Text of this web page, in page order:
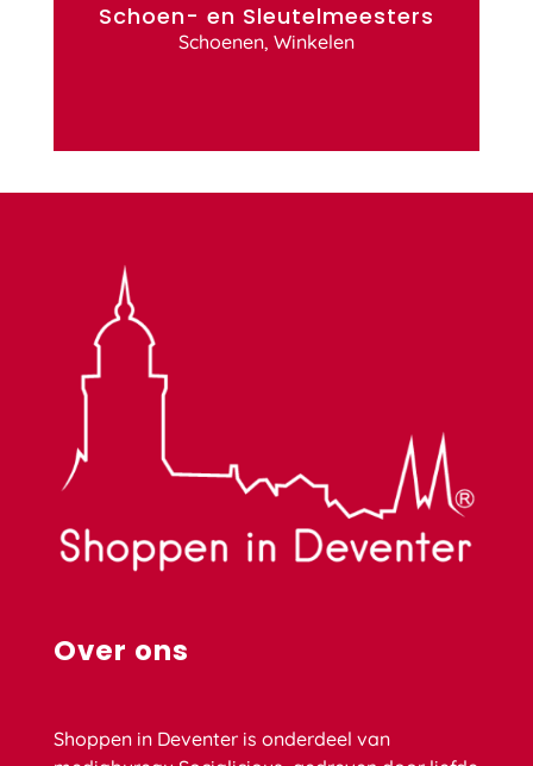
Schoen- en Sleutelmeesters
Schoenen, Winkelen
Over ons
Shoppen in Deventer is onderdeel van